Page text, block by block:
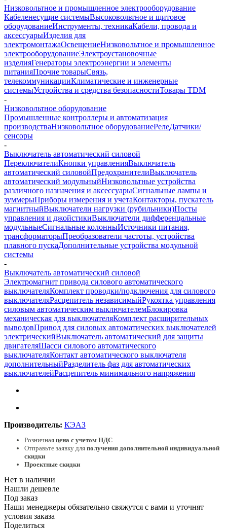
Низковольтное и промышленное электрооборудование
Кабеленесущие системыВысоковольтное и щитовое
оборудованиеИнструменты, техникаКабели, провода и
аксессуарыИзделия для
электромонтажаОсвещениеНизковольтное и промышленное
электрооборудованиеЭлектроустановочные
изделияГенераторы электроэнергии и элементы
питанияПрочие товарыСвязь,
телекоммуникацииКлиматические и инженерные
системыУстройства и средства безопасностиТовары TDM
-
Низковольтное оборудование
Промышленные контроллеры и автоматизация
производстваНизковольтное оборудованиеРелеДатчики/
сенсоры
-
Выключатель автоматический силовой
ПереключателиКнопки управленияВыключатель
автоматический силовойПредохранителиВыключатель
автоматический модульныйНизковольтные устройства
различного назначения и аксессуарыСигнальные лампы и
зуммерыПриборы измерения и учетаКонтакторы, пускатель
магнитныйВыключатели нагрузки (рубильники)Посты
управления и джойстикиВыключатели дифференцальные
модульныеСигнальные колонныИсточники питания,
трансформаторыПреобразователи частоты, устройства
плавного пускаДополнительные устройства модульной
системы
-
Выключатель автоматический силовой
Электромагнит привода силового автоматического
выключателяКомплект проводки/подключения для силового
выключателяРасцепитель независимыйРукоятка управления
силовым автоматическим выключателемБлокировка
механическая для выключателяКомплект расширительных
выводовПривод для силовых автоматических выключателей
электрическийВыключатель автоматический для защиты
двигателяШасси силового автоматического
выключателяКонтакт автоматического выключателя
дополнительныйРазделитель фаз для автоматических
выключателейРасцепитель минимального напряжения
Производитель: КЭАЗ
Розничная цена с учетом НДС
Отправьте заявку для получения дополнительной индивидуальной
скидки
Проектные скидки
Нет в наличии
Нашли дешевле
Под заказ
Наши менеджеры обязательно свяжутся с вами и уточнят
условия заказа
Поделиться